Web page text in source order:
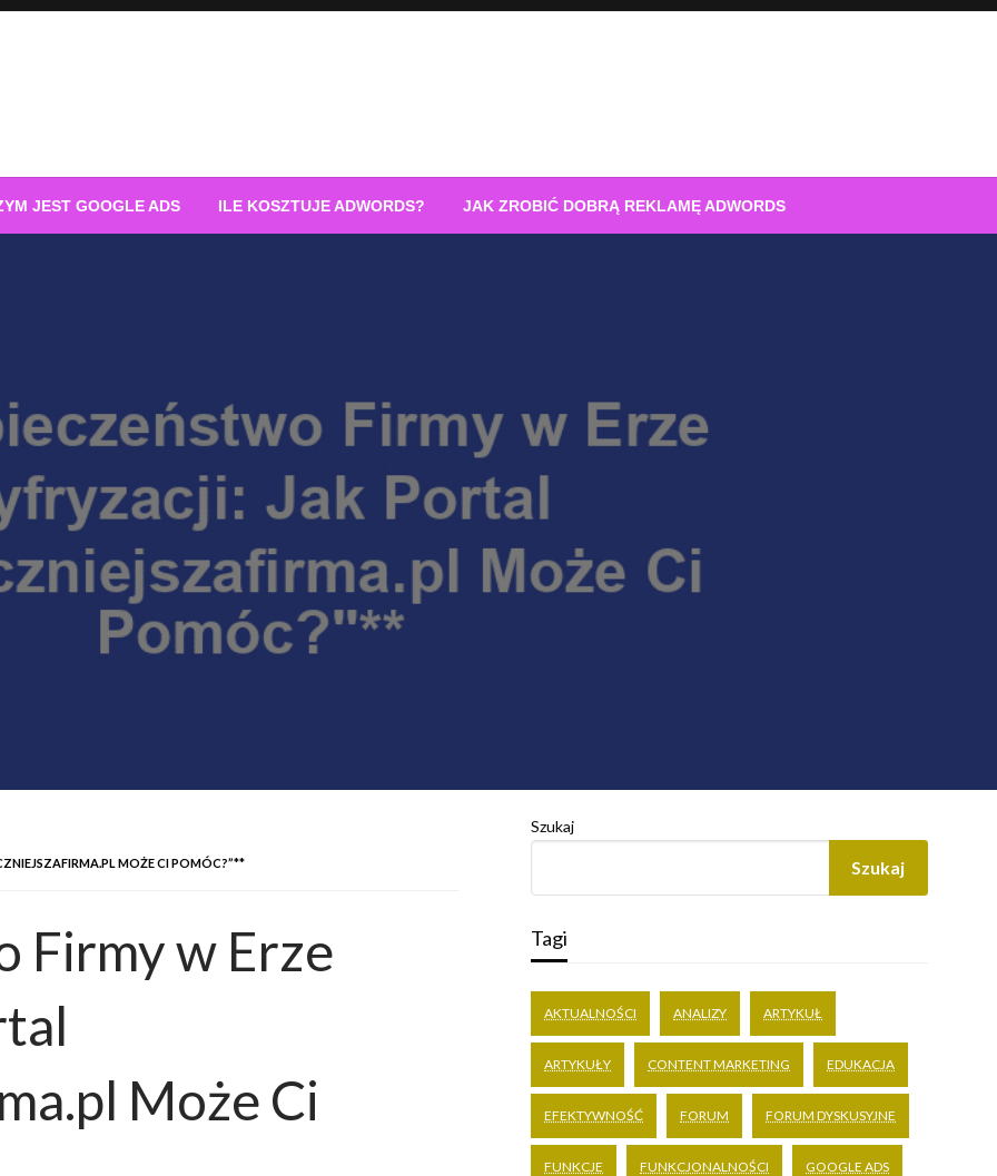
JEST GOOGLE ADS ILE KOSZTUJE ADWORDS? JAK ZROBIĆ DOBRĄ REKLAMĘ ADWORDS
MOŻE CI POMÓC?”**
Firmy w Erze
Może Ci
Szukaj
Szukaj
Tagi
AKTUALNOŚCI ANALIZY ARTYKUŁ
ARTYKUŁY CONTENT MARKETING EDUKACJA
EFEKTYWNOŚĆ FORUM FORUM DYSKUSYJNE
FUNKCJE FUNKCJONALNOŚCI GOOGLE ADS